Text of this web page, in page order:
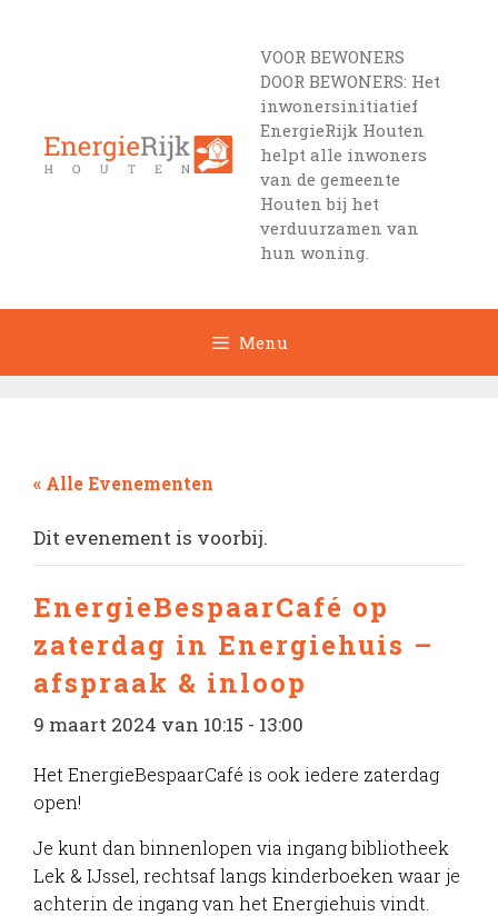
VOOR BEWONERS
DOOR BEWONERS: Het
inwonersinitiatief
EnergieRijk Houten
helpt alle inwoners
van de gemeente
Houten bij het
verduurzamen van
hun woning.
Menu
« Alle Evenementen
Dit evenement is voorbij.
EnergieBespaarCafé op
zaterdag in Energiehuis –
afspraak & inloop
9 maart 2024 van 10:15 - 13:00
Het EnergieBespaarCafé is ook iedere zaterdag
open!
Je kunt dan binnenlopen via ingang bibliotheek
Lek & IJssel, rechtsaf langs kinderboeken waar je
achterin de ingang van het Energiehuis vindt.